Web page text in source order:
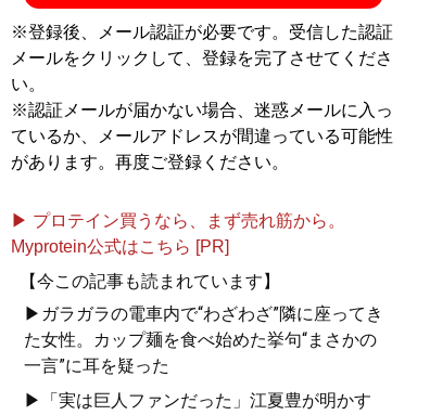
江夏豊ラストメッセージ』、『最後の黄金世代 遠藤保
仁
』、『史上最速の甲子園 創志学園野球部の奇跡』『沖
縄のおさんぽ
た天才投手』(講談社+α文庫)、『永遠の一球 ―甲子園優
勝投手のその後―』(河出書房新社)などがある。5月15
日に江夏豊氏との共著『江夏の遺言 』を刊行した。
『 江夏の遺言
今まで言わずにいたこ
と、今だから言えるこ
と、今こそ言いたいこと
──感謝と後悔の思いのす
※登録後、メール認証が必要です。受信した認証
メールをクリックして、登録を完了させてくださ
い。
※認証メールが届かない場合、迷惑メールに入っ
ているか、メールアドレスが間違っている可能性
があります。再度ご登録ください。
▶ プロテイン買うなら、まず売れ筋から。
Myprotein公式はこちら [PR]
【今この記事も読まれています】
▶ガラガラの電車内で“わざわざ”隣に座ってき
た女性。カップ麺を食べ始めた挙句“まさかの
一言”に耳を疑った
▶「実は巨人ファンだった」江夏豊が明かす